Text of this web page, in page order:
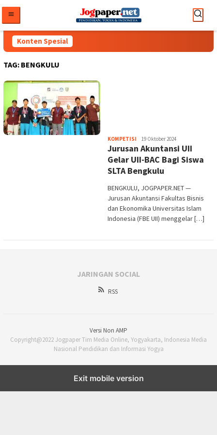
konten
Konten Spesial
TAG: BENGKULU
KOMPETISI Heri
Purwata
19 Oktober 2024
Jurusan Akuntansi UII
Gelar UII-BAC Bagi Siswa
SLTA Bengkulu
BENGKULU, JOGPAPER.NET —
Jurusan Akuntansi Fakultas Bisnis
dan Ekonomika Universitas Islam
Indonesia (FBE UII) menggelar […]
JARINGAN SOCIAL
RSS
Versi Non AMP
Copyright@2022 Jogpaper Tim Media Online, Yogyakarta, Indonesia Media
Nasional Pendidikan dan Informasi Yogya
Exit mobile version